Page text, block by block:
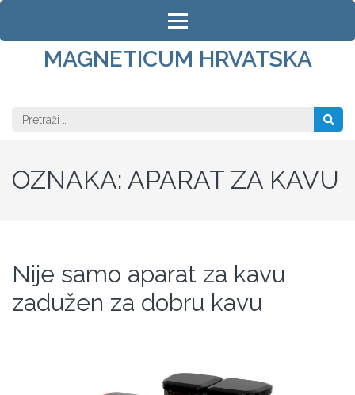
Skip
contentMAGNETICUM HRVATSKA
Pretraži:
OZNAKA: APARAT ZA KAVU
Nije samo aparat za kavu
zadužen za dobru kavu